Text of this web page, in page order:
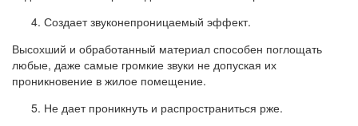
Создает звуконепроницаемый эффект.
Высохший и обработанный материал способен поглощать
любые, даже самые громкие звуки не допуская их
проникновение в жилое помещение.
Не дает проникнуть и распространиться рже.